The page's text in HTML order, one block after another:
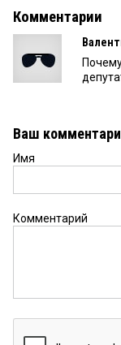
Комментарии
Ваш
Имя
Комментарий